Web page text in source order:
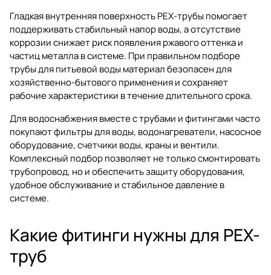
Гладкая внутренняя поверхность PEX-трубы помогает
поддерживать стабильный напор воды, а отсутствие
коррозии снижает риск появления ржавого оттенка и
частиц металла в системе. При правильном подборе
трубы для питьевой воды материал безопасен для
хозяйственно-бытового применения и сохраняет
рабочие характеристики в течение длительного срока.
Для водоснабжения вместе с трубами и фитингами часто
покупаютфильтры для воды, водонагреватели, насосное
оборудование,счетчики воды, краны и вентили.
Комплексный подбор позволяет не только смонтировать
трубопровод, но и обеспечить защиту оборудования,
удобное обслуживание и стабильное давление в
системе.
Какие фитинги нужны для PEX-
труб